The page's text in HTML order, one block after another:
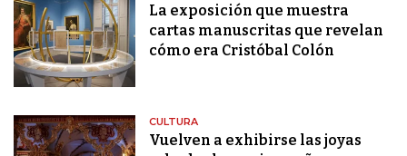
La exposición que muestra
cartas manuscritas que revelan
cómo era Cristóbal Colón
CULTURA
Vuelven a exhibirse las joyas